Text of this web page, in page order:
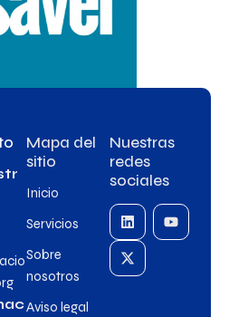
Mapa del
sitio
Inicio
Servicios
Sobre
nosotros
Aviso legal
Nuestras
redes
sociales